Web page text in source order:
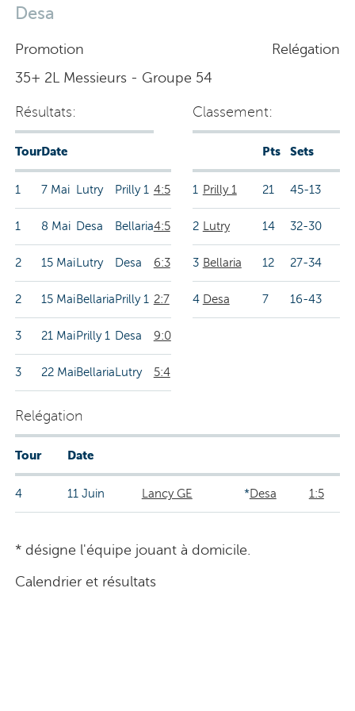
Desa
Promotion
Relégation
35+ 2L Messieurs - Groupe 54
Résultats:
TourDate
1 7 Mai Lutry Prilly 1 4:5
1 8 Mai Desa Bellaria4:5
2 15 Mai Lutry Desa 6:3
2 15 Mai BellariaPrilly 1 2:7
3 21 Mai Prilly 1 Desa 9:0
3 22 MaiBellaria Lutry 5:4
Classement:
Pts Sets
1 Prilly 1 21 45-13
2 Lutry 14 32-30
3 Bellaria 12 27-34
4 Desa 7 16-43
Relégation
Tour Date
4 11 Juin Lancy GE *Desa 1:5
* désigne l'équipe jouant à domicile.
Calendrier et résultats